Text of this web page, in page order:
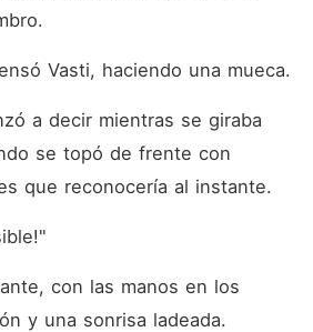
Vasti, haciendo una mueca.
a decir mientras se giraba
se topó de frente con
que reconocería al instante.
con las manos en los
y una sonrisa ladeada.